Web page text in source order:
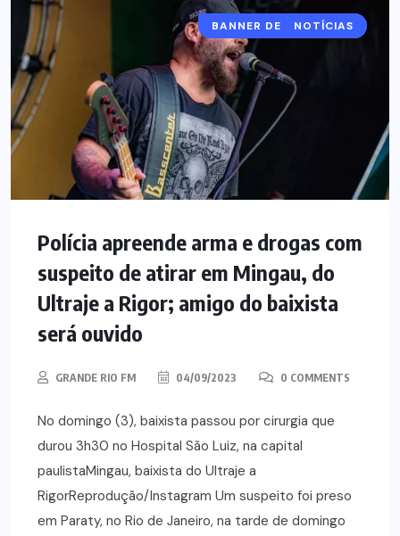
BANNER DESTAQUE #3
NOTÍCIAS
Polícia apreende arma e drogas com
suspeito de atirar em Mingau, do
Ultraje a Rigor; amigo do baixista
será ouvido
GRANDE RIO FM 04/09/2023 0 COMMENTS
No domingo (3), baixista passou por cirurgia que
durou 3h30 no Hospital São Luiz, na capital
paulistaMingau, baixista do Ultraje a
RigorReprodução/Instagram Um suspeito foi preso
em Paraty, no Rio de Janeiro, na tarde de domingo